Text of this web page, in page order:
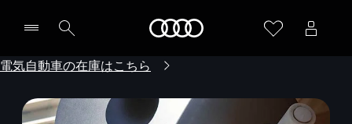
電気自動車の在庫はこちら